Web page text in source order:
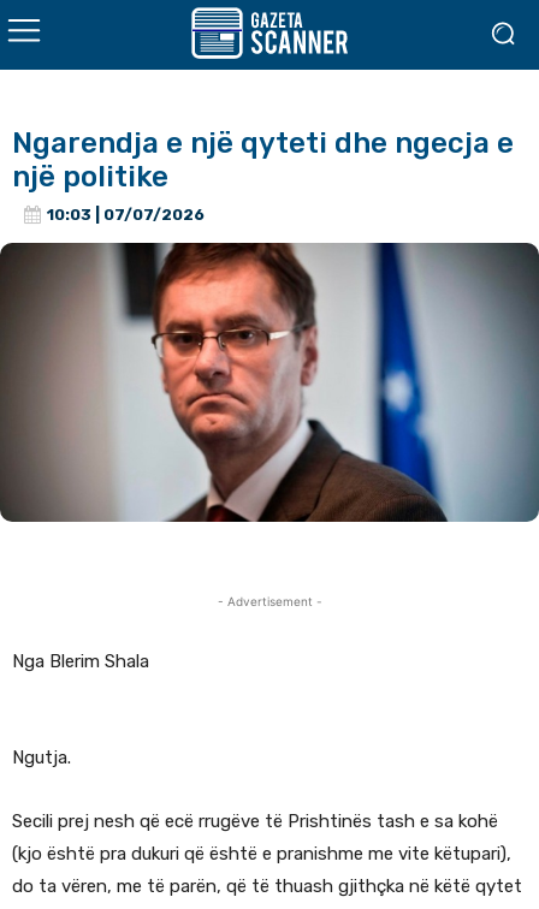
Ngarendja e një qyteti dhe ngecja e
një politike
10:03 | 07/07/2026
- Advertisement -
Nga Blerim Shala
Ngutja.
Secili prej nesh që ecë rrugëve të Prishtinës tash e sa kohë
(kjo është pra dukuri që është e pranishme me vite këtupari),
do ta vëren, me të parën, që të thuash gjithçka në këtë qytet